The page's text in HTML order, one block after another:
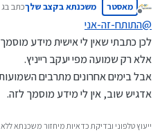
אין לי כ"כ מושג
מה שאני יודע זה
הוא טען לפני חודש
מנותק
מאסטר משכנתא בקצב שלךכתב בג נערך
@התותח-זה-אני
לכן כתבתי שאין לי אישית מידע מוסמך
אלא רק שמועה מפי יעקב רייניץ.
אבל בימים אחרונים מתרבים
אדגיש שוב, אין לי מידע מוסמך לזה.
ייעוץ טלפוני ובדיקת כדאיות מיחזור משכנתא